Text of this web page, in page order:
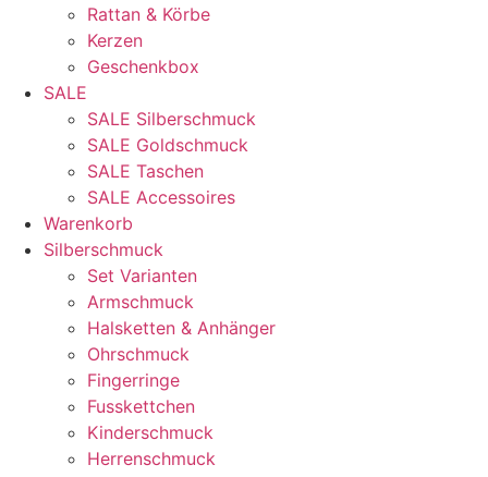
Rattan & Körbe
Kerzen
Geschenkbox
SALE
SALE Silberschmuck
SALE Goldschmuck
SALE Taschen
SALE Accessoires
Warenkorb
Silberschmuck
Set Varianten
Armschmuck
Halsketten & Anhänger
Ohrschmuck
Fingerringe
Fusskettchen
Kinderschmuck
Herrenschmuck